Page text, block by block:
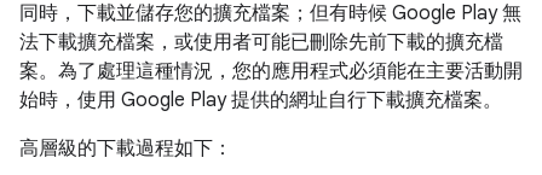
同時，下載並儲存您的擴充檔案；但有時候 Google Play 無
法下載擴充檔案，或使用者可能已刪除先前下載的擴充檔
案。為了處理這種情況，您的應用程式必須能在主要活動開
始時，使用 Google Play 提供的網址自行下載擴充檔案。
高層級的下載過程如下：